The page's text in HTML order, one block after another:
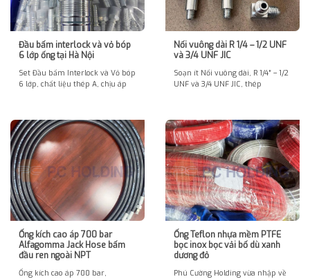
Đầu bấm interlock và vỏ bóp
6 lớp ống tại Hà Nội
Set Đầu bấm Interlock và Vỏ bóp
6 lớp, chất liệu thép A, chịu áp
Nối vuông dài R 1/4 – 1/2 UNF
và 3/4 UNF JIC
Soạn ít Nối vuông dài, R 1/4″ – 1/2
UNF và 3/4 UNF JIC, thép
Ống kích cao áp 700 bar
Alfagomma Jack Hose bấm
đầu ren ngoài NPT
Ống kích cao áp 700 bar,
Ống Teflon nhựa mềm PTFE
bọc inox bọc vải bố dù xanh
dương đỏ
Phú Cường Holding vừa nhập về